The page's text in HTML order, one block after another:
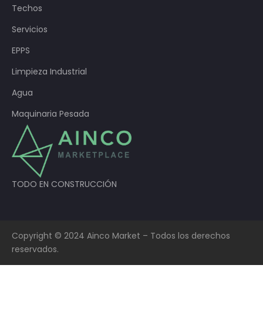
Techos
Servicios
EPPS
Limpieza Industrial
Agua
Maquinaria Pesada
TODO EN CONSTRUCCIÓN
Copyright © 2024 Ainco Market – Todos los derechos
reservados.